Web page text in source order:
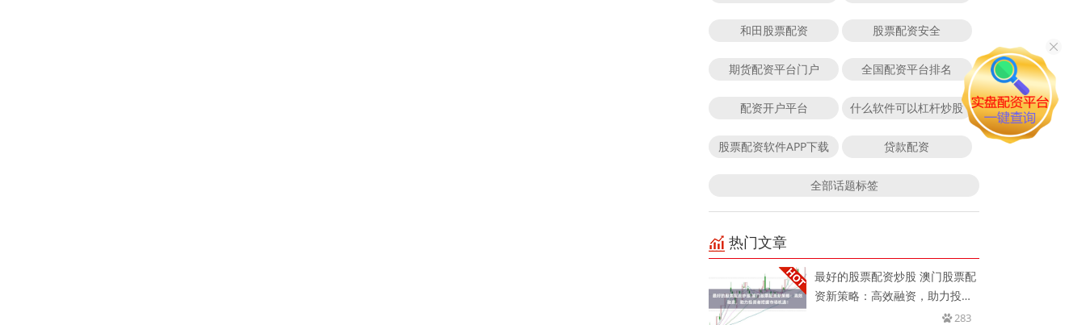
和田股票配资 股票配资安全
期货配资平台门户 全国配资平台排名
配资开户平台 什么软件可以杠杆炒股
股票配资软件APP下载 贷款配资
全部话题标签
热门文章
最好的股票配资炒股 澳门股票配
资新策略：高效融资，助力投资
283